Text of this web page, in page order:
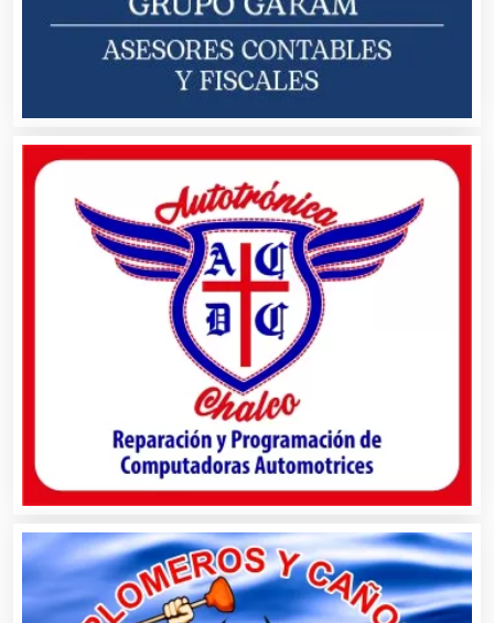
Audio, Sonido e Iluminación
Audios para Eventos
Autobuses
Automatización
Automóviles Nuevos y Usados
Autopartes Eléctricas
Avaluos